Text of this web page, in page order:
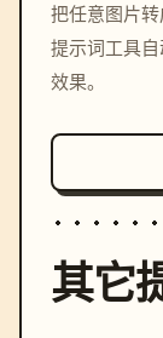
把任意图片
提示词工具
效果。
其它